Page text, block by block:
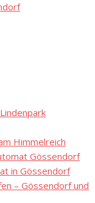
Himmelreich
Gössendorf
in Gössendorf
– Gössendorf und